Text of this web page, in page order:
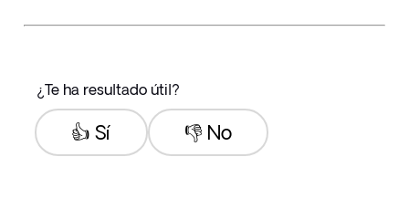
¿Te ha resultado útil?
👎 No
👍 Sí